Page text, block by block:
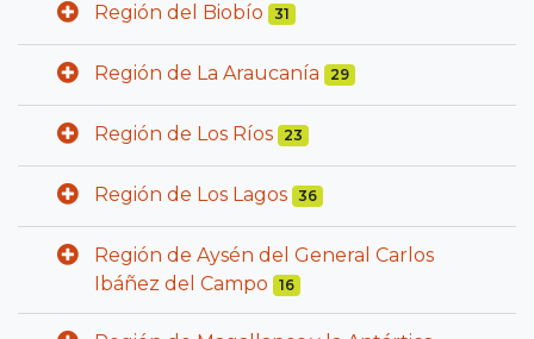
Región del Biobío 31
Región de La Araucanía 29
Región de Los Ríos 23
Región de Los Lagos 36
Región de Aysén del General Carlos
Ibáñez del Campo
16